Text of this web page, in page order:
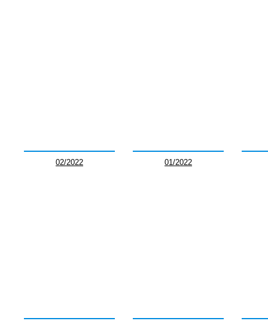
02/2022 01/2022